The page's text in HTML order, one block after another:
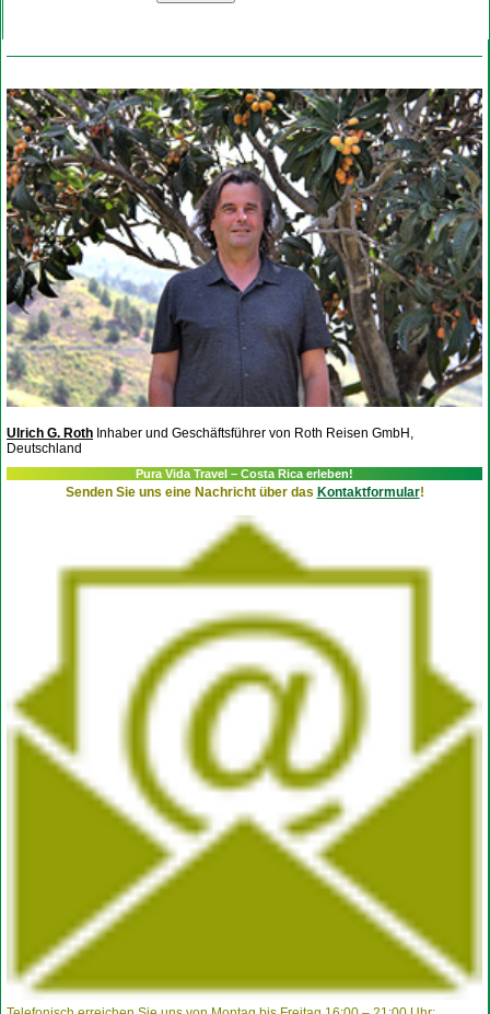
Ulrich G. Roth Inhaber und Geschäftsführer von Roth Reisen GmbH,
Deutschland
Pura Vida Travel – Costa Rica erleben!
Senden Sie uns eine Nachricht über das Kontaktformular!